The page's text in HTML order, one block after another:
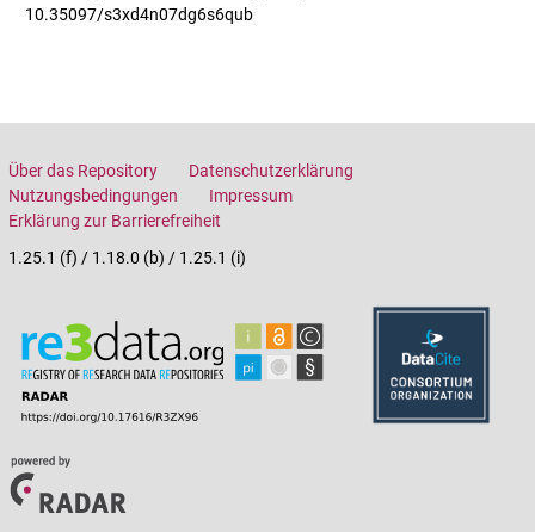
10.35097/s3xd4n07dg6s6qub
Über das Repository
Datenschutzerklärung
Nutzungsbedingungen
Impressum
Erklärung zur Barrierefreiheit
1.25.1 (f) / 1.18.0 (b) / 1.25.1 (i)